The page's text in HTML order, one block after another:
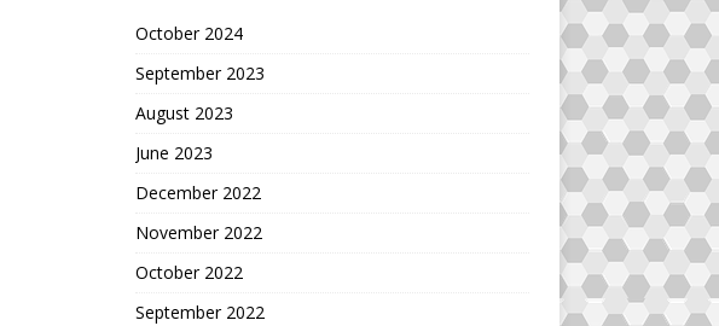
October 2024
September 2023
August 2023
June 2023
December 2022
November 2022
October 2022
September 2022